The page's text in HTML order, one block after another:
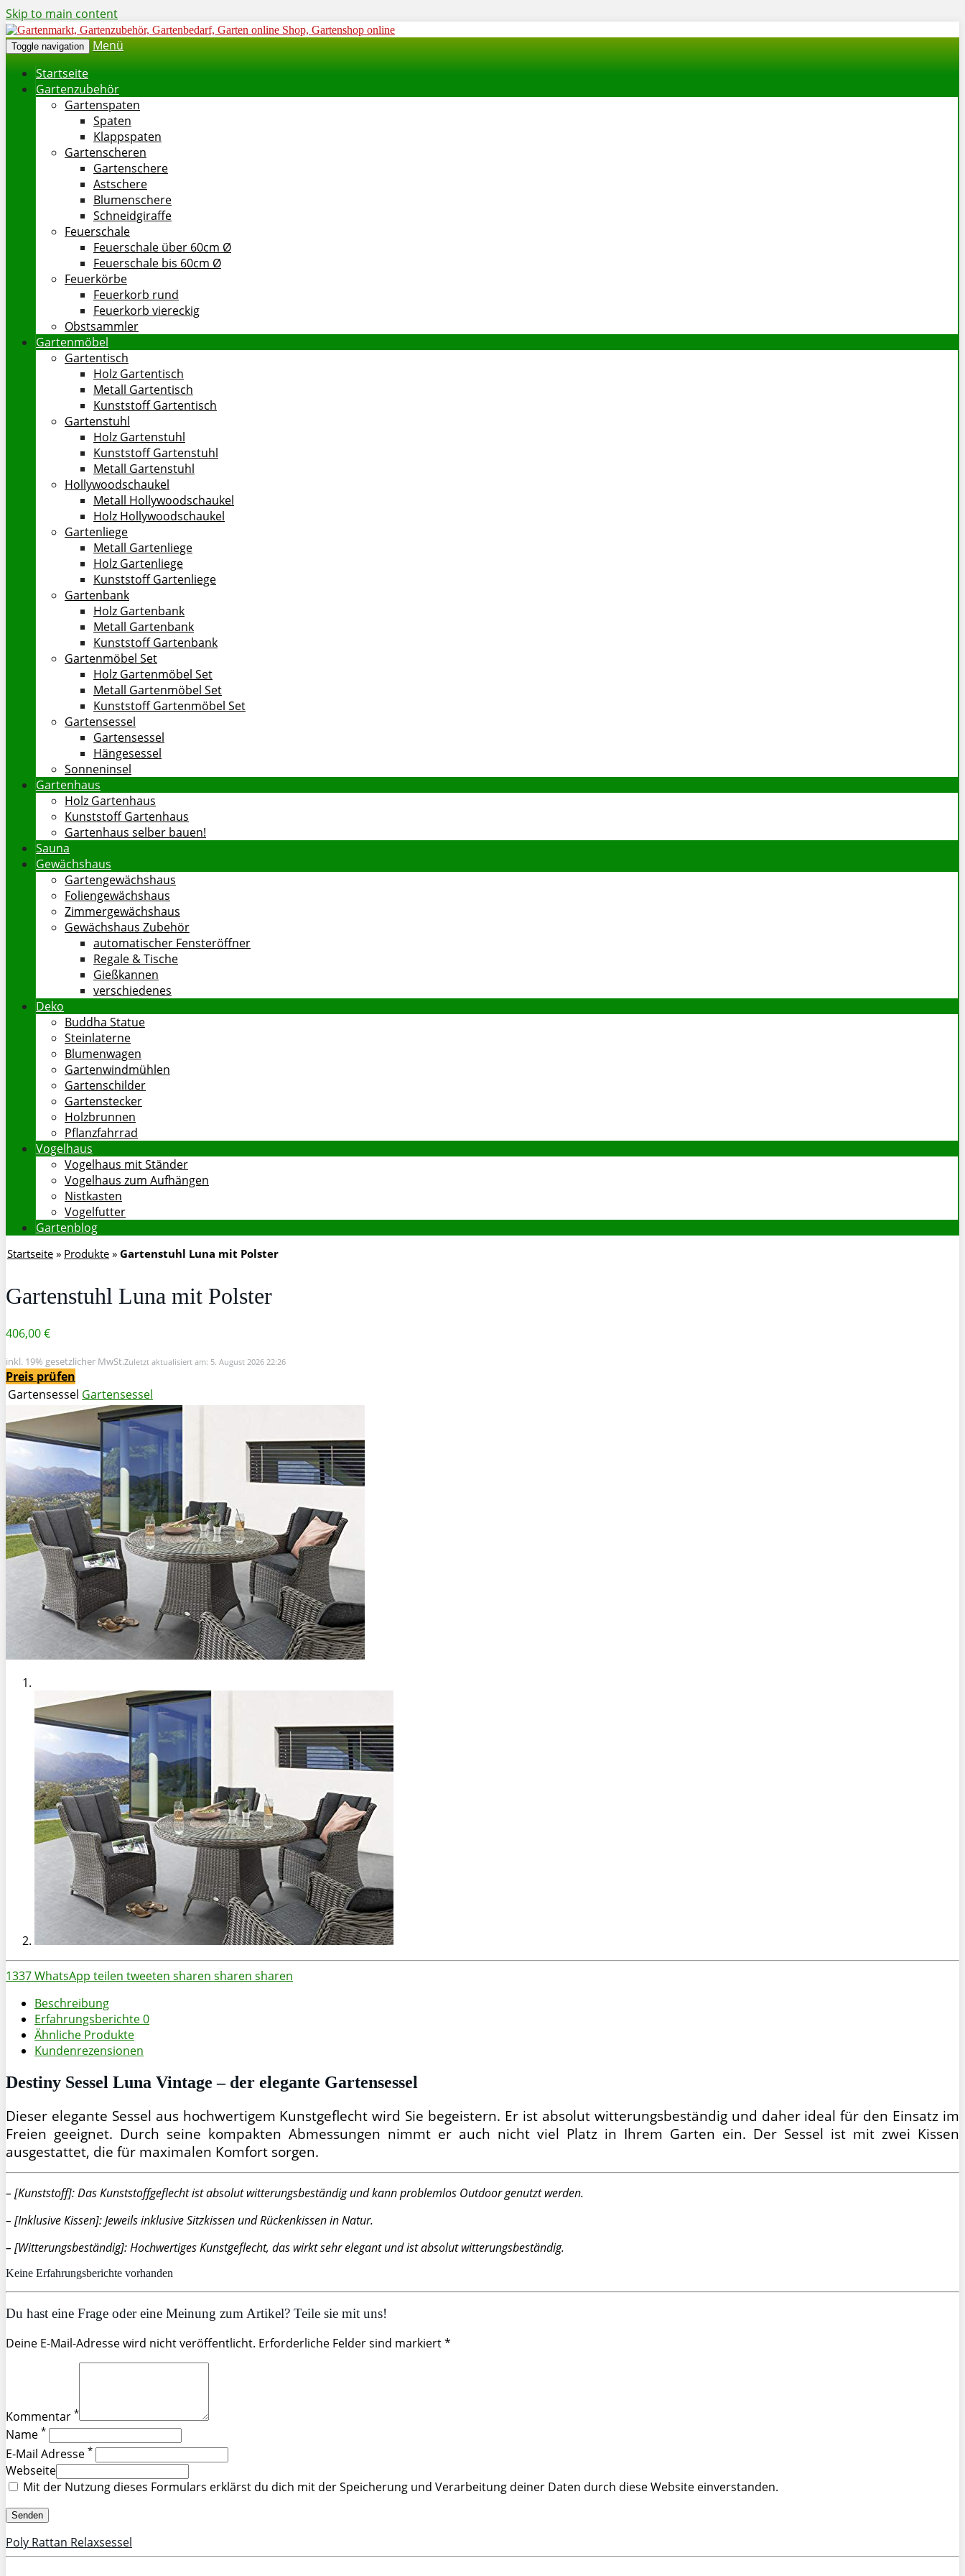
Skip to main content
Toggle navigation
Menü
Startseite
Gartenzubehör
Gartenspaten
Spaten
Klappspaten
Gartenscheren
Gartenschere
Astschere
Blumenschere
Schneidgiraffe
Feuerschale
Feuerschale über 60cm Ø
Feuerschale bis 60cm Ø
Feuerkörbe
Feuerkorb rund
Feuerkorb viereckig
Obstsammler
Gartenmöbel
Gartentisch
Holz Gartentisch
Metall Gartentisch
Kunststoff Gartentisch
Gartenstuhl
Holz Gartenstuhl
Kunststoff Gartenstuhl
Metall Gartenstuhl
Hollywoodschaukel
Metall Hollywoodschaukel
Holz Hollywoodschaukel
Gartenliege
Metall Gartenliege
Holz Gartenliege
Kunststoff Gartenliege
Gartenbank
Holz Gartenbank
Metall Gartenbank
Kunststoff Gartenbank
Gartenmöbel Set
Holz Gartenmöbel Set
Metall Gartenmöbel Set
Kunststoff Gartenmöbel Set
Gartensessel
Gartensessel
Hängesessel
Sonneninsel
Gartenhaus
Holz Gartenhaus
Kunststoff Gartenhaus
Gartenhaus selber bauen!
Sauna
Gewächshaus
Gartengewächshaus
Foliengewächshaus
Zimmergewächshaus
Gewächshaus Zubehör
automatischer Fensteröffner
Regale & Tische
Gießkannen
verschiedenes
Deko
Buddha Statue
Steinlaterne
Blumenwagen
Gartenwindmühlen
Gartenschilder
Gartenstecker
Holzbrunnen
Pflanzfahrrad
Vogelhaus
Vogelhaus mit Ständer
Vogelhaus zum Aufhängen
Nistkasten
Vogelfutter
Gartenblog
Startseite » Produkte » Gartenstuhl Luna mit Polster
Gartenstuhl Luna mit Polster
406,00 €
inkl. 19% gesetzlicher MwSt.Zuletzt aktualisiert am: 5. August 2026 22:26
Preis prüfen
Gartensessel Gartensessel
1337WhatsApp teilen tweeten sharen sharen sharen
Beschreibung
Erfahrungsberichte0
Ähnliche Produkte
Kundenrezensionen
Destiny Sessel Luna Vintage – der elegante Gartensessel
Dieser elegante Sessel aus hochwertigem Kunstgeflecht wird Sie begeistern. Er ist absolut witterungsbeständig und daher ideal für den Einsatz im
Freien geeignet. Durch seine kompakten Abmessungen nimmt er auch nicht viel Platz in Ihrem Garten ein. Der Sessel ist mit zwei Kissen
ausgestattet, die für maximalen Komfort sorgen.
– [Kunststoff]: Das Kunststoffgeflecht ist absolut witterungsbeständig und kann problemlos Outdoor genutzt werden.
– [Inklusive Kissen]: Jeweils inklusive Sitzkissen und Rückenkissen in Natur.
– [Witterungsbeständig]: Hochwertiges Kunstgeflecht, das wirkt sehr elegant und ist absolut witterungsbeständig.
Keine Erfahrungsberichte vorhanden
Du hast eine Frage oder eine Meinung zum Artikel? Teile sie mit uns!
Deine E-Mail-Adresse wird nicht veröffentlicht. Erforderliche Felder sind markiert *
Kommentar *
Name *
E-Mail Adresse *
Webseite
Mit der Nutzung dieses Formulars erklärst du dich mit der Speicherung und Verarbeitung deiner Daten durch diese Website einverstanden.
Poly Rattan Relaxsessel